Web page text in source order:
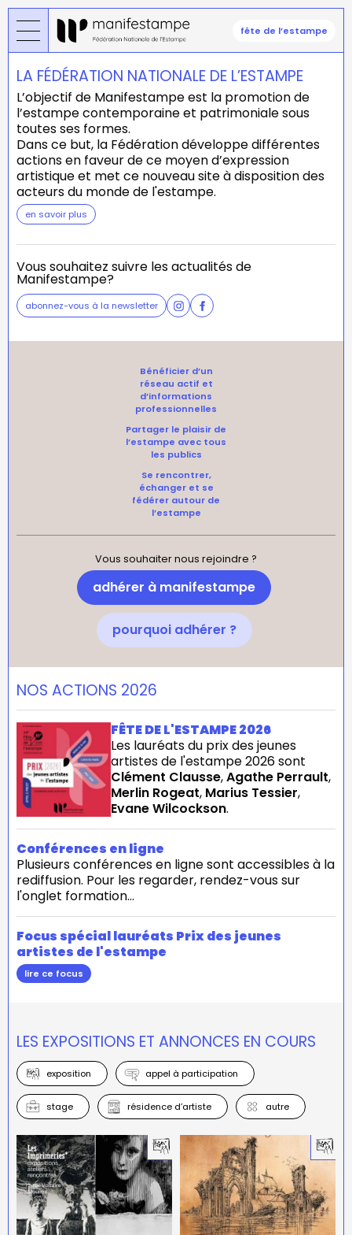
Aller
au
contenu
principal
fête de l’estampe
LA FÉDÉRATION NATIONALE DE L’ESTAMPE
L’objectif de Manifestampe est la promotion de
l’estampe contemporaine et patrimoniale sous
toutes ses formes.
Dans ce but, la Fédération développe différentes
actions en faveur de ce moyen d’expression
artistique et met ce nouveau site à disposition des
acteurs du monde de l'estampe.
en savoir plus
Vous souhaitez suivre les actualités de
Manifestampe?
abonnez-vous à la newsletter
Bénéficier d’un
réseau actif et
d’informations
professionnelles
Partager le plaisir de
l’estampe avec tous
les publics
Se rencontrer,
échanger et se
fédérer autour de
l’estampe
Vous souhaiter nous rejoindre ?
adhérer à manifestampe
pourquoi adhérer ?
NOS ACTIONS 2026
FÊTE DE L'ESTAMPE 2026
Les lauréats du prix des jeunes
artistes de l'estampe 2026 sont
Clément Clausse,Agathe Perrault,
Merlin Rogeat, Marius Tessier,
Evane Wilcockson.
Conférences en ligne
Plusieurs conférences en ligne sont accessibles à la
rediffusion. Pour les regarder, rendez-vous sur
l'onglet formation...
Focus spécial lauréats Prix des jeunes
artistes de l'estampe
lire ce focus
LES EXPOSITIONS ET ANNONCES EN COURS
exposition appel à participation
stage résidence d’artiste autre